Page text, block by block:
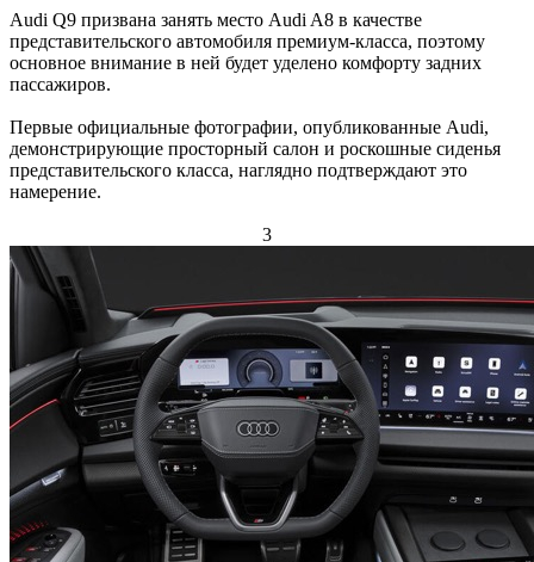
Audi Q9 призвана занять место Audi A8 в качестве
представительского автомобиля премиум-класса, поэтому
основное внимание в ней будет уделено комфорту задних
пассажиров.
Первые официальные фотографии, опубликованные Audi,
демонстрирующие просторный салон и роскошные сиденья
представительского класса, наглядно подтверждают это
намерение.
3